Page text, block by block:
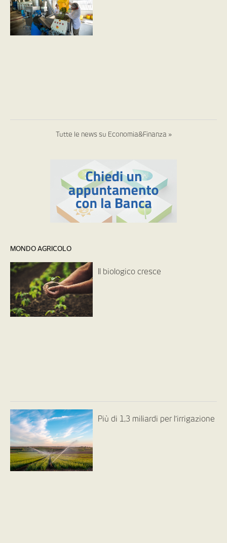
Tutte le news su Economia&Finanza »
MONDO AGRICOLO
Il biologico cresce
Più di 1,3 miliardi per l’irrigazione